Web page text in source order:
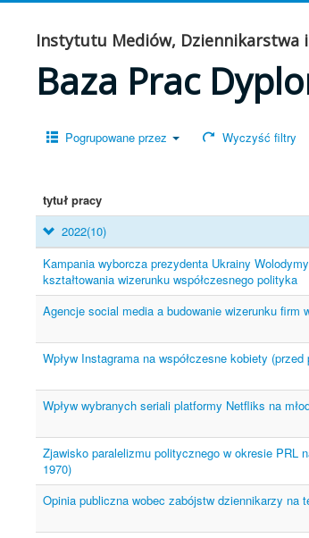
Instytutu Mediów, Dziennikarstwa
Baza Prac
Pogrupowane przez Wyczyść filtry
tytuł pracy
2022(10)
Kampania wyborcza prezydenta Ukrainy
kształtowania wizerunku współczesnego polityka
Agencje social media a budowanie wizerunku firm
Wpływ Instagrama na współczesne kobiety
Wpływ wybranych seriali platformy Netfliks na
Zjawisko paralelizmu politycznego w okresie PRL
1970)
Opinia publiczna wobec zabójstw dziennikarzy na